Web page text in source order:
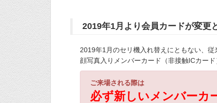
2019年1月より会員カードが変
2019年1月のセリ機入れ替えにともない、
顔写真入りメンバーカード（非接触ICカー
ご来場される際は
必ず新しいメンバーカ